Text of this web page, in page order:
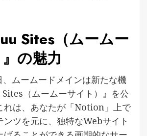
Sites（ムームー
の魅力
ムームードメインは新たな機
（ムームーサイト）』を公
れは、あなたが「Notion」上で
ンツを元に、独特なWebサイト